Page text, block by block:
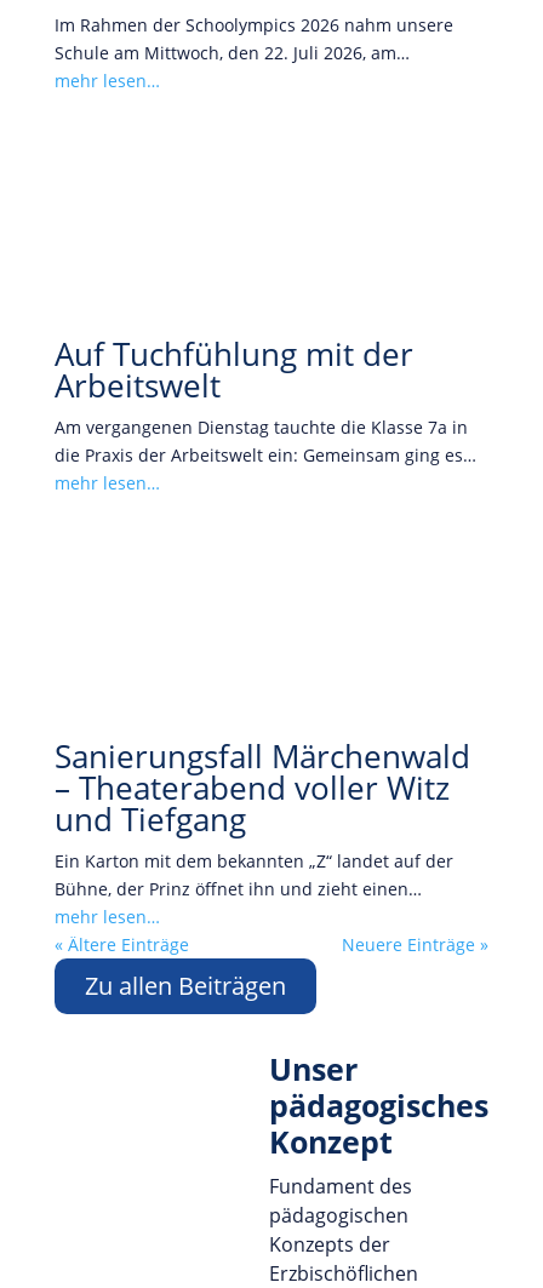
Im Rahmen der Schoolympics 2026 nahm unsere
Schule am Mittwoch, den 22. Juli 2026, am…
mehr lesen…
Auf Tuchfühlung mit der
Arbeitswelt
Am vergangenen Dienstag tauchte die Klasse 7a in
die Praxis der Arbeitswelt ein: Gemeinsam ging es…
mehr lesen…
Sanierungsfall Märchenwald
– Theaterabend voller Witz
und Tiefgang
Ein Karton mit dem bekannten „Z“ landet auf der
Bühne, der Prinz öffnet ihn und zieht einen…
mehr lesen…
« Ältere Einträge
Neuere Einträge »
Zu allen Beiträgen
Unser
pädagogisches
Konzept
Fundament des
pädagogischen
Konzepts der
Erzbischöflichen